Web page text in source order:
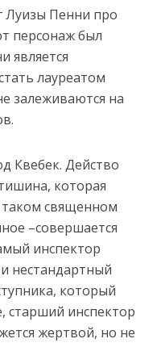
Луизы Пенни про
персонаж был
является
лауреатом
залеживаются на
Квебек. Действо
которая
таком священном
–совершается
инспектор
нестандартный
который
старший инспектор
жертвой, но не